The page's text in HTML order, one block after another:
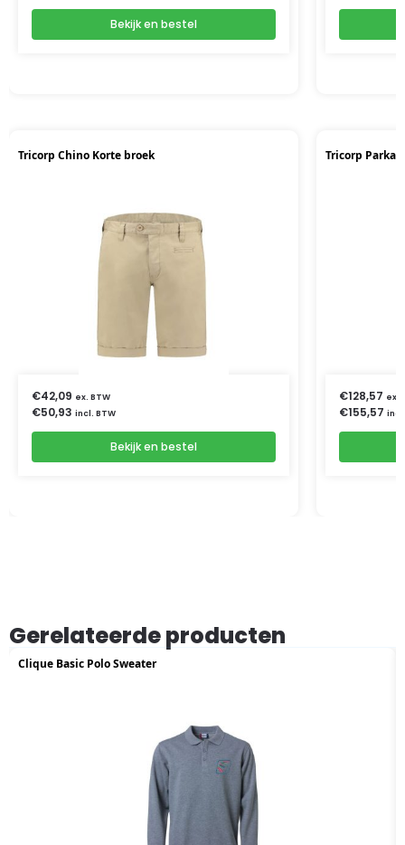
Bekijk en bestel
Tricorp Chino Korte broek
€42,09 ex. BTW
€50,93 incl. BTW
Bekijk en bestel
Tricorp Parka
€128,57 ex.
€155,57
Gerelateerde producten
Clique Basic Polo Sweater